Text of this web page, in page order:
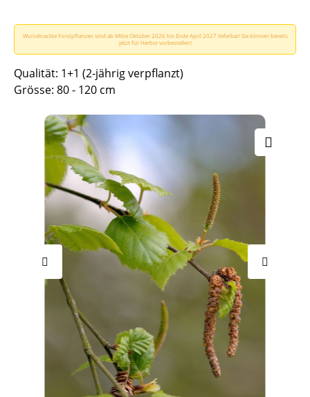
Wurzelnackte Forstpflanzen sind ab Mitte Oktober 2026 bis Ende April 2027 lieferbar! Sie können bereits
jetzt für Herbst vorbestellen!
Qualität: 1+1 (2-jährig verpflanzt)
Grösse: 80 - 120 cm